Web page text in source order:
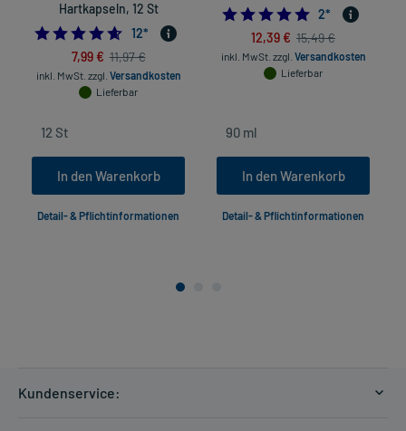
Hartkapseln, 12 St
4.583333333333333
12*
7,99 € 11,97 €
inkl. MwSt. zzgl. Versandkosten
Lieferbar
In den Warenkorb
Detail- & Pflichtinformationen
5.0
2*
12,39 € 15,49 €
inkl. MwSt. zzgl. Versandkosten
Lieferbar
In den Warenkorb
Detail- & Pflichtinformationen
Kundenservice: